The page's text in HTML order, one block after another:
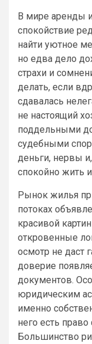
В мире аренды
спокойствие
найти уютное
но едва дело
страхи и
делать, если
сдавалась
не настоящий
поддельными
судебными
деньги, нервы
спокойно жить
Рынок жилья
потоках
красивой
откровенные
осмотр не даст
доверие
документов.
юридическим
именно
него есть право
Большинство